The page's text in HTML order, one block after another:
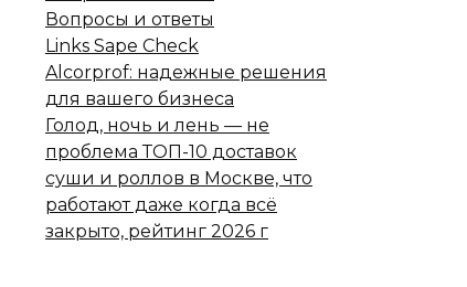
Вопросы и ответы
Links Sape Check
Alcorprof: надежные решения
для вашего бизнеса
Голод, ночь и лень — не
проблема ТОП-10 доставок
суши и роллов в Москве, что
работают даже когда всё
закрыто, рейтинг 2026 г